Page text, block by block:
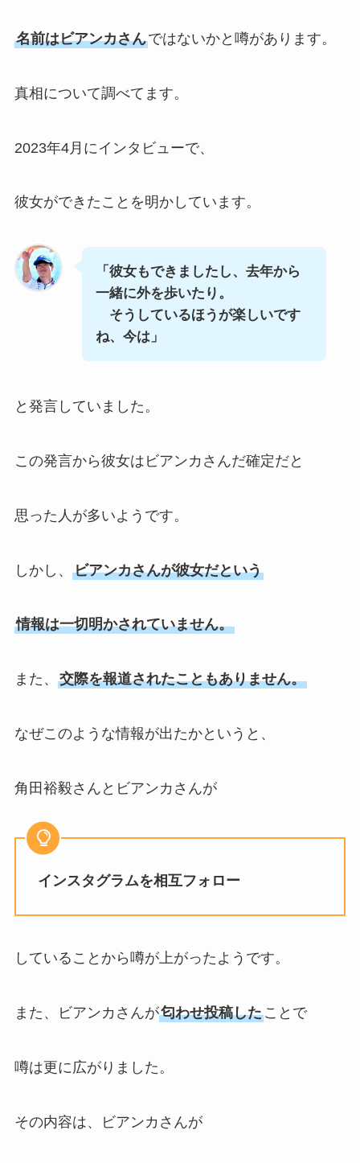
名前はビアンカさんではないかと噂があります。
真相について調べてます。
2023年4月にインタビューで、
彼女ができたことを明かしています。
「彼女もできましたし、去年から
一緒に外を歩いたり。
そうしているほうが楽しいです
ね、今は」
と発言していました。
この発言から彼女はビアンカさんだ確定だと
思った人が多いようです。
しかし、 ビアンカさんが彼女だという
情報は一切明かされていません。
また、 交際を報道されたこともありません。
なぜこのような情報が出たかというと、
角田裕毅さんとビアンカさんが
インスタグラムを相互フォロー
していることから噂が上がったようです。
また、ビアンカさんが匂わせ投稿したことで
噂は更に広がりました。
その内容は、ビアンカさんが